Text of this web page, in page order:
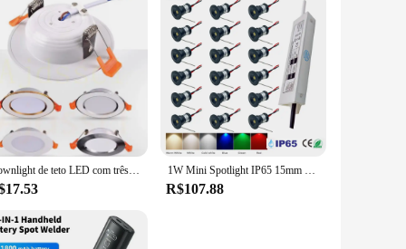
Downlight de teto LED com três cores, luz de teto, frio, quente, branco, escurecimento, ponto, 5W, 7W, 9W, 12W, 15W, 220V 1W Mini Spotlight IP65 15mm Recesso Spot Leds Luzes 12V Teto Downlight Stair Cabinet Spots Lâmpada com Transformador 110V-220V
R$107.88